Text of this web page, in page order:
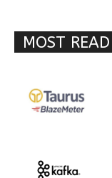
MOST READ